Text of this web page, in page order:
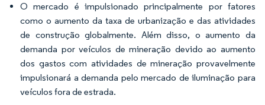
O mercado é impulsionado principalmente por fatores
como o aumento da taxa de urbanização e das atividades
de construção globalmente. Além disso, o aumento da
demanda por veículos de mineração devido ao aumento
dos gastos com atividades de mineração provavelmente
impulsionará a demanda pelo mercado de iluminação para
veículos fora de estrada.